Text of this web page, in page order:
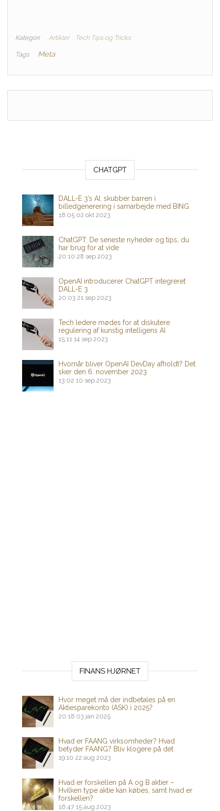
Kategori Artikler Tech Tips og Tricks
Tags Meta
CHATGPT
DALL-E 3’s AI, skubber barren i
billedgenerering i samarbejde med BING
18:05 02 okt 2023
ChatGPT: De seneste nyheder og tips, du
har brug for at vide
20:10 28 sep 2023
OpenAI introducerer ChatGPT integreret
DALL-E 3
20:03 21 sep 2023
Tech ledere mødes for at diskutere
regulering af kunstig intelligens AI
15:11 14 sep 2023
Hvornår bliver OpenAI DevDay afholdt? Det
sker den 6. november 2023
13:02 10 sep 2023
FINANS HJØRNET
Hvor meget må der indbetales på en
Aktiesparekonto (ASK) i 2025?
20:18 03 jan 2025
Hvad er FAANG virksomheder? Hvad
betyder FAANG? Bliv klogere på det
19:10 22 aug 2023
Hvad er forskellen på A og B aktier –
Hvilken type aktie kan købes, samt hvad er
forskellen?
16:47 15 aug 2023